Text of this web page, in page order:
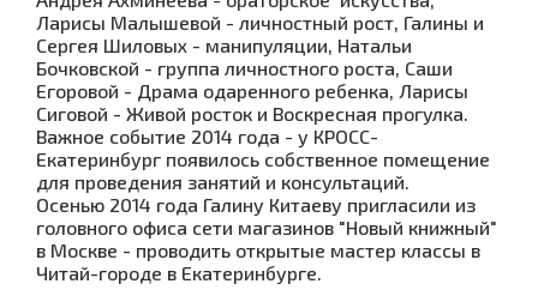
Ларисы Малышевой - личностный рост, Галины и
Сергея Шиловых - манипуляции, Натальи
Бочковской - группа личностного роста, Саши
Егоровой - Драма одаренного ребенка, Ларисы
Сиговой - Живой росток и Воскресная прогулка.
Важное событие 2014 года - у КРОСС-
Екатеринбург появилось собственное помещение
для проведения занятий и консультаций.
Осенью 2014 года Галину Китаеву пригласили из
головного офиса сети магазинов "Новый книжный"
в Москве - проводить открытые мастер классы в
Читай-городе в Екатеринбурге.